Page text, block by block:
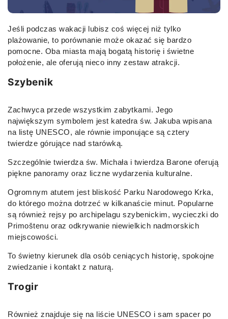
Jeśli podczas wakacji lubisz coś więcej niż tylko
plażowanie, to porównanie może okazać się bardzo
pomocne. Oba miasta mają bogatą historię i świetne
położenie, ale oferują nieco inny zestaw atrakcji.
Szybenik
Zachwyca przede wszystkim zabytkami. Jego
największym symbolem jest katedra św. Jakuba wpisana
na listę UNESCO, ale równie imponujące są cztery
twierdze górujące nad starówką.
Szczególnie twierdza św. Michała i twierdza Barone oferują
piękne panoramy oraz liczne wydarzenia kulturalne.
Ogromnym atutem jest bliskość Parku Narodowego Krka,
do którego można dotrzeć w kilkanaście minut. Popularne
są również rejsy po archipelagu szybenickim, wycieczki do
Primoštenu oraz odkrywanie niewielkich nadmorskich
miejscowości.
To świetny kierunek dla osób ceniących historię, spokojne
zwiedzanie i kontakt z naturą.
Trogir
Również znajduje się na liście UNESCO i sam spacer po